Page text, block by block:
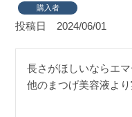
購入者
投稿日 2024/06/01
長さがほしいならエ
他のまつげ美容液よ